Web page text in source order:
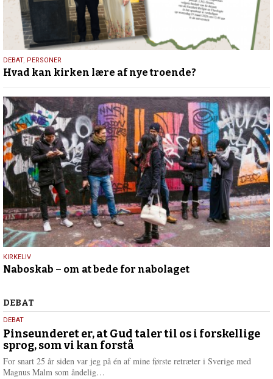
25.
juli
2026
DEBAT, PERSONER
Hvad kan kirken lære af nye troende?
9.
juli
KIRKELIV
Naboskab – om at bede for nabolaget
Debat
DEBAT
5.
august
2026
DEBAT
Pinseunderet er, at Gud taler til os i forskellige
sprog, som vi kan forstå
For snart 25 år siden var jeg på én af mine første retræter i Sverige med
Magnus Malm som åndelig…